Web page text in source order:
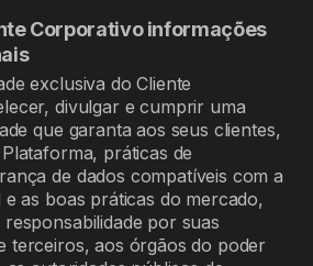
Corporativo informações
exclusiva do Cliente
divulgar e cumprir uma
que garanta aos seus clientes,
práticas de
de dados compatíveis com a
e as boas práticas do mercado,
por suas
terceiros, aos órgãos do poder